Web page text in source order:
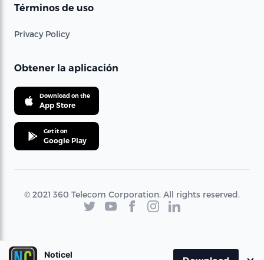
Términos de uso
Privacy Policy
Obtener la aplicación
Download on the
App Store
Get it on
Google Play
© 2021 360 Telecom Corporation. All rights reserved.
Noticel